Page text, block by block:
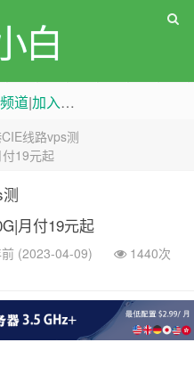
白
greenwebpage|香港|日本|新加坡|美国等多地vps测评|移动直连|1Gbps带宽|年付€29
道|加入电报群
线路vps测
19元起
月付19元起
(2023-04-09)
1440次